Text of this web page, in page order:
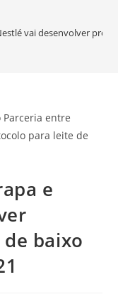
vai desenvolver
e
baixo